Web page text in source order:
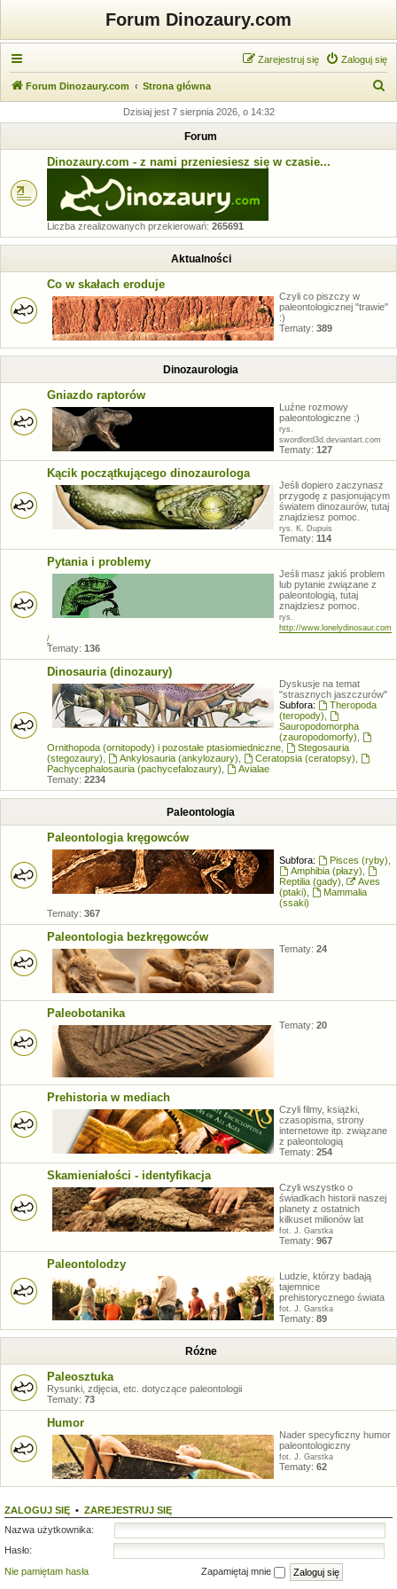
Forum Dinozaury.com
Zaloguj się
Zarejestruj się
Forum Dinozaury.com Strona główna
k
Dzisiaj jest 7 sierpnia 2026, o 14:32
Forum
Dinozaury.com - z nami przeniesiesz się w czasie...
Liczba zrealizowanych przekierowań: 265691
Aktualności
Co w skałach eroduje
Czyli co piszczy w
paleontologicznej "trawie"
:)
Tematy: 389
Dinozaurologia
Gniazdo raptorów
Luźne rozmowy
paleontologiczne :)
rys.
swordlord3d.deviantart.com
Tematy: 127
Kącik początkującego dinozaurologa
Jeśli dopiero zaczynasz
przygodę z pasjonującym
światem dinozaurów, tutaj
znajdziesz pomoc.
rys. K. Dupuis
Tematy: 114
Pytania i problemy
Jeśli masz jakiś problem
lub pytanie związane z
paleontologią, tutaj
znajdziesz pomoc.
rys.
http://www.lonelydinosaur.com
/
Tematy: 136
Dinosauria (dinozaury)
Dyskusje na temat
"strasznych jaszczurów"
Subfora:
Theropoda
(teropody)
Sauropodomorpha
(zauropodomorfy)
Ornithopoda (ornitopody) i pozostałe ptasiomiedniczne
Stegosauria
(stegozaury)
Ankylosauria (ankylozaury) Ceratopsia (ceratopsy)
Pachycephalosauria (pachycefalozaury)
Avialae
Tematy: 2234
Paleontologia
Paleontologia kręgowców
Subfora: Pisces (ryby)
Amphibia (płazy)
Reptilia (gady)
Aves
(ptaki)
Mammalia
(ssaki)
Tematy: 367
Paleontologia bezkręgowców
Tematy: 24
Paleobotanika
Tematy: 20
Prehistoria w mediach
Czyli filmy, książki,
czasopisma, strony
internetowe itp. związane
z paleontologią
Tematy: 254
Skamieniałości - identyfikacja
Czyli wszystko o
świadkach historii naszej
planety z ostatnich
kilkuset milionów lat
fot. J. Garstka
Tematy: 967
Paleontolodzy
Ludzie, którzy badają
tajemnice
prehistorycznego świata
fot. J. Garstka
Tematy: 89
Różne
Paleosztuka
Rysunki, zdjęcia, etc. dotyczące paleontologii
Tematy: 73
Humor
Nader specyficzny humor
paleontologiczny
fot. J. Garstka
Tematy: 62
ZALOGUJ SIĘ • ZAREJESTRUJ SIĘ
Nazwa użytkownika:
Hasło:
Nie pamiętam hasła
Zapamiętaj mnie